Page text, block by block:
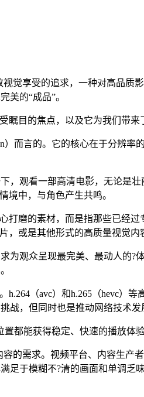
享受的追求，一种对高品质
美的“成品”。
目的焦点，以及它为我们带来
而言的。它的核心在于分辨率
观看一部高清电影，无论是
境中，与角色产生共鸣。
打磨的素材，而是指那些已经
，或是其他形式的高质量视觉内
观众呈现最完美、最动人的
（avc）和h.265（hevc）
战，但同时也是推动网络技术发
都能获得稳定、快速的播放体验
的需求。视频平台、内容生产
于模糊不?清的画面和单调乏